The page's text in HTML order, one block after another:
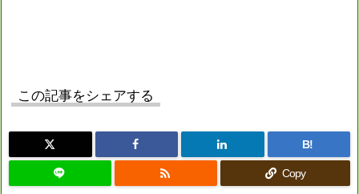
この記事をシェアする
B!
 Copy